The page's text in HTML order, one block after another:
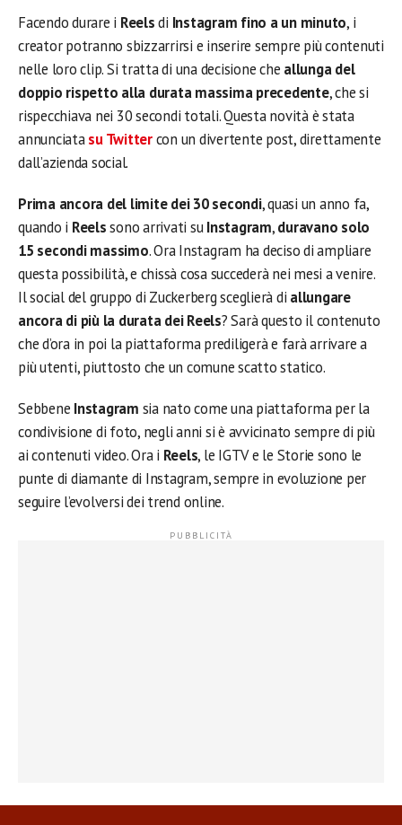
Facendo durare i Reelsdi Instagram fino a un minuto, i
creator potranno sbizzarrirsi e inserire sempre più contenuti
nelle loro clip. Si tratta di una decisione che allunga del
doppio rispetto alla durata massima precedente, che si
rispecchiava nei 30 secondi totali. Questa novità è stata
annunciatasu Twittercon un divertente post, direttamente
dall’azienda social.
Prima ancora del limite dei 30 secondi, quasi un anno fa,
quando i Reelssono arrivati suInstagram,duravano solo
15 secondi massimo. Ora Instagram ha deciso di ampliare
questa possibilità, e chissà cosa succederà nei mesi a venire.
Il social del gruppo di Zuckerberg sceglierà di allungare
ancora di più la durata dei Reels? Sarà questo il contenuto
che d’ora in poi la piattaforma prediligerà e farà arrivare a
più utenti, piuttosto che un comune scatto statico.
Sebbene Instagram sia nato come una piattaforma per la
condivisione di foto, negli anni si è avvicinato sempre di più
ai contenuti video. Ora i Reels, le IGTV e le Storie sono le
punte di diamante di Instagram, sempre in evoluzione per
seguire l’evolversi dei trend online.